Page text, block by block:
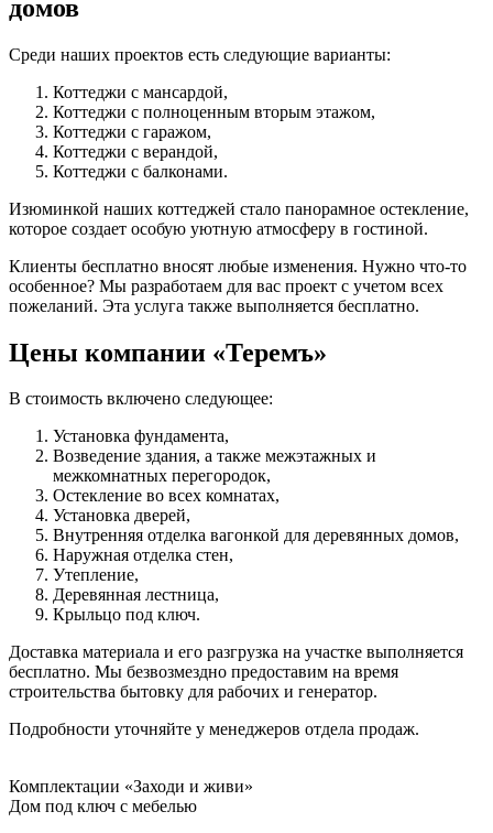
домов
Среди наших проектов есть следующие варианты:
Коттеджи с мансардой,
Коттеджи с полноценным вторым этажом,
Коттеджи с гаражом,
Коттеджи с верандой,
Коттеджи с балконами.
Изюминкой наших коттеджей стало панорамное остекление,
которое создает особую уютную атмосферу в гостиной.
Клиенты бесплатно вносят любые изменения. Нужно что-то
особенное? Мы разработаем для вас проект с учетом всех
пожеланий. Эта услуга также выполняется бесплатно.
Цены компании «Теремъ»
В стоимость включено следующее:
Установка фундамента,
Возведение здания, а также межэтажных и
межкомнатных перегородок,
Остекление во всех комнатах,
Установка дверей,
Внутренняя отделка вагонкой для деревянных домов,
Наружная отделка стен,
Утепление,
Деревянная лестница,
Крыльцо под ключ.
Доставка материала и его разгрузка на участке выполняется
бесплатно. Мы безвозмездно предоставим на время
строительства бытовку для рабочих и генератор.
Подробности уточняйте у менеджеров отдела продаж.
Комплектации «Заходи и живи»
Дом под ключ с мебелью